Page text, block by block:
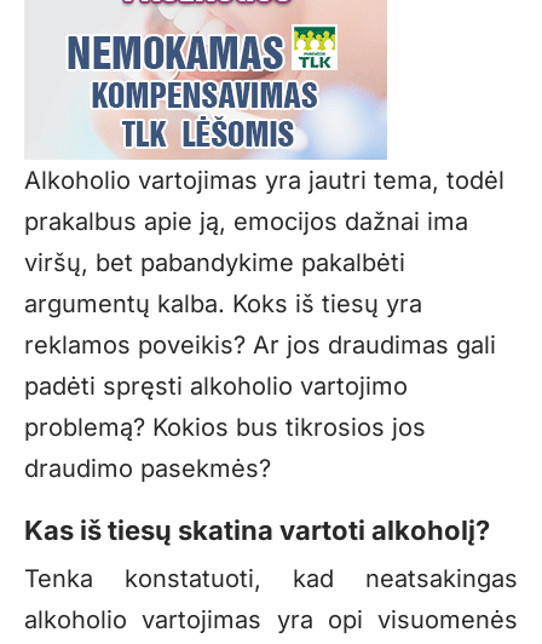
Alkoholio vartojimas yra jautri tema, todėl
prakalbus apie ją, emocijos dažnai ima
viršų, bet pabandykime pakalbėti
argumentų kalba. Koks iš tiesų yra
reklamos poveikis? Ar jos draudimas gali
padėti spręsti alkoholio vartojimo
problemą? Kokios bus tikrosios jos
draudimo pasekmės?
Kas iš tiesų skatina vartoti alkoholį?
Tenka konstatuoti, kad neatsakingas
alkoholio vartojimas yra opi visuomenės